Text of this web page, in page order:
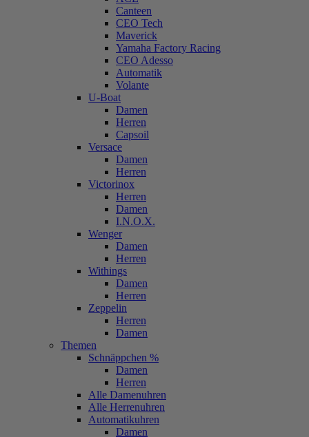
Canteen
CEO Tech
Maverick
Yamaha Factory Racing
CEO Adesso
Automatik
Volante
U-Boat
Damen
Herren
Capsoil
Versace
Damen
Herren
Victorinox
Herren
Damen
I.N.O.X.
Wenger
Damen
Herren
Withings
Damen
Herren
Zeppelin
Herren
Damen
Themen
Schnäppchen %
Damen
Herren
Alle Damenuhren
Alle Herrenuhren
Automatikuhren
Damen